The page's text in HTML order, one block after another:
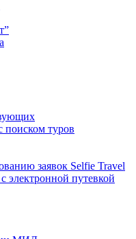
поиском туров
заявок Selfie Travel
электронной путевкой